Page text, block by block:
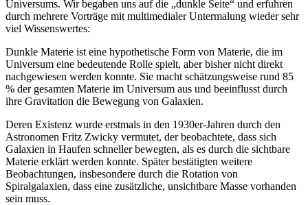
Universums. Wir begaben uns auf die „dunkle Seite“ und erfuhren
durch mehrere Vorträge mit multimedialer Untermalung wieder sehr
viel Wissenswertes:
Dunkle Materie ist eine hypothetische Form von Materie, die im
Universum eine bedeutende Rolle spielt, aber bisher nicht direkt
nachgewiesen werden konnte. Sie macht schätzungsweise rund 85
% der gesamten Materie im Universum aus und beeinflusst durch
ihre Gravitation die Bewegung von Galaxien.
Deren Existenz wurde erstmals in den 1930er-Jahren durch den
Astronomen Fritz Zwicky vermutet, der beobachtete, dass sich
Galaxien in Haufen schneller bewegten, als es durch die sichtbare
Materie erklärt werden konnte. Später bestätigten weitere
Beobachtungen, insbesondere durch die Rotation von
Spiralgalaxien, dass eine zusätzliche, unsichtbare Masse vorhanden
sein muss.